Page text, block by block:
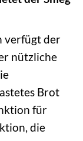
verfügt der
nützliche
Brot
für
die